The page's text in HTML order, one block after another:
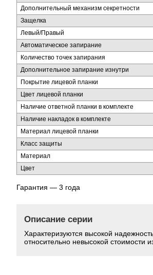
Дополнительный механизм секретности
Защелка
Левый/Правый
Автоматическое запирание
Количество точек запирания
Дополнительное запирание изнутри
Покрытие лицевой планки
Цвет лицевой планки
Наличие ответной планки в комплекте
Наличие накладок в комплекте
Материал лицевой планки
Класс защиты
Материал
Цвет
Гарантия — 3 года
Описание серии
Характеризуются высокой
относительно невысокой стоимости